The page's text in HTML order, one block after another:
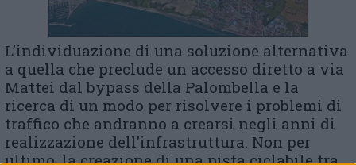
L’individuazione di una soluzione alternativa
a quella che preclude un accesso diretto a via
Mattei dal bypass della Palombella e la
ricerca di un modo per risolvere i problemi di
traffico che andranno a crearsi negli anni di
realizzazione dell’infrastruttura. Non per
ultimo, la creazione di una pista ciclabile tra